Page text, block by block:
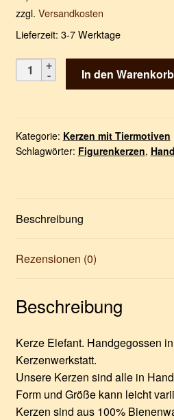
zzgl. Versandkosten
Lieferzeit: 3-7 Werktage
Elefant
Menge
In den Warenkorb
Kategorie: Kerzen mit Tiermotiven
Schlagwörter: Figurenkerzen,
Beschreibung
Rezensionen (0)
Beschreibung
Kerze Elefant. Handgegossen
Kerzenwerkstatt.
Unsere Kerzen sind alle in
Form und Größe kann leicht
Kerzen sind aus 100%